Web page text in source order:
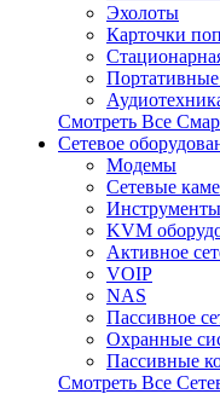
Эхолоты
Карточки
Смотреть Все
Сетевое
Модемы
Сетевые
KVM
Активное
VOIP
NAS
Пассивное
Охранные
Пассивные
Смотреть Все